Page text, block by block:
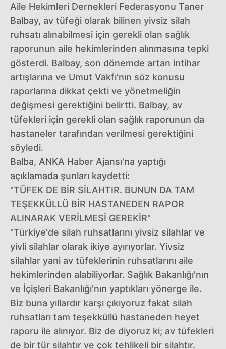
Aile Hekimleri Dernekleri Federasyonu Taner
Balbay, av tüfeği olarak bilinen yivsiz silah
ruhsatı alınabilmesi için gerekli olan sağlık
raporunun aile hekimlerinden alınmasına tepki
gösterdi. Balbay, son dönemde artan intihar
artışlarına ve Umut Vakfı'nın söz konusu
raporlarına dikkat çekti ve yönetmeliğin
değişmesi gerektiğini belirtti. Balbay, av
tüfekleri için gerekli olan sağlık raporunun da
hastaneler tarafından verilmesi gerektiğini
söyledi.
Balba, ANKA Haber Ajansı'na yaptığı
açıklamada şunları kaydetti:
"TÜFEK DE BİR SİLAHTIR. BUNUN DA TAM
TEŞEKKÜLLÜ BİR HASTANEDEN RAPOR
ALINARAK VERİLMESİ GEREKİR"
"Türkiye'de silah ruhsatlarını yivsiz silahlar ve
yivli silahlar olarak ikiye ayırıyorlar. Yivsiz
silahlar yani av tüfeklerinin ruhsatlarını aile
hekimlerinden alabiliyorlar. Sağlık Bakanlığı'nın
ve İçişleri Bakanlığı'nın yaptıkları yönerge ile.
Biz buna yıllardır karşı çıkıyoruz fakat silah
ruhsatları tam teşekküllü hastaneden heyet
raporu ile alınıyor. Biz de diyoruz ki; av tüfekleri
de bir tür silahtır ve çok tehlikeli bir silahtır.